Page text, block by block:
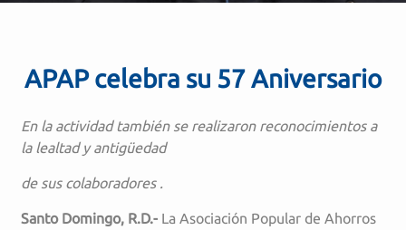
APAP celebra su 57 Aniversario
En la actividad también se realizaron reconocimientos a
la lealtad y antigüedad
de sus colaboradores .
Santo Domingo, R.D.- La Asociación Popular de Ahorros